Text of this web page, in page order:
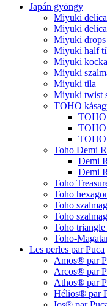
Japán gyöngy
Miyuki
Miyuki
Miyuki drops
Miyuki half
Miyuki kocka
Miyuki
Miyuki tila
Miyuki twist
TOHO
TOHO
TOHO
TOHO
Toho Demi
Demi
Demi
Toho
Toho
Toho
Toho
Toho triangle
Toho-
Les perles par Puca
Amos® par
Arcos® par
Athos® par
Hélios® par